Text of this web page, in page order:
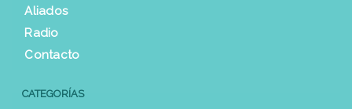
Aliados
Radio
Contacto
CATEGORÍAS